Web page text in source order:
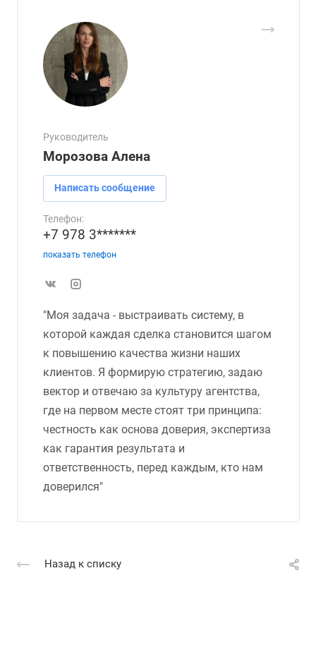
Руководитель
Морозова Алена
Написать сообщение
Телефон:
+7 978 3*******
показать телефон
"Моя задача - выстраивать систему, в
которой каждая сделка становится шагом
к повышению качества жизни наших
клиентов. Я формирую стратегию, задаю
вектор и отвечаю за культуру агентства,
где на первом месте стоят три принципа:
честность как основа доверия, экспертиза
как гарантия результата и
ответственность, перед каждым, кто нам
доверился"
Назад к списку